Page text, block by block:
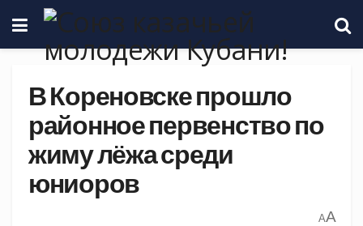
В Кореновске прошло
районное первенство по
жиму лёжа среди
юниоров
AA